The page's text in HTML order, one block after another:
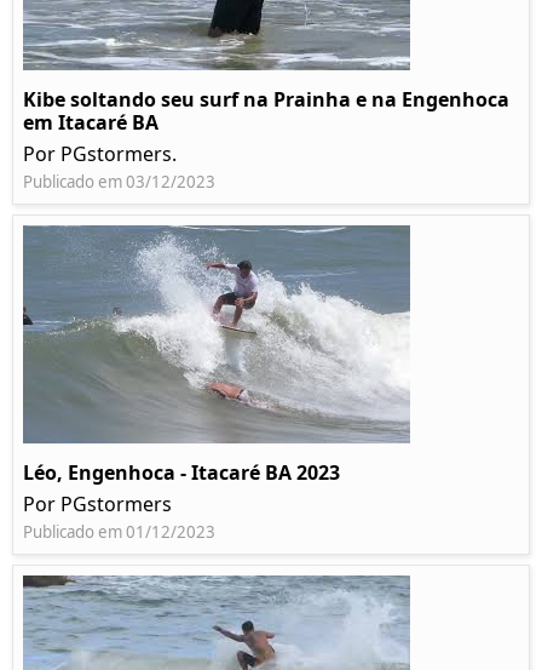
Kibe soltando seu surf na Prainha e na Engenhoca
em Itacaré BA
Por PGstormers.
Publicado em 03/12/2023
Léo, Engenhoca - Itacaré BA 2023
Por PGstormers
Publicado em 01/12/2023